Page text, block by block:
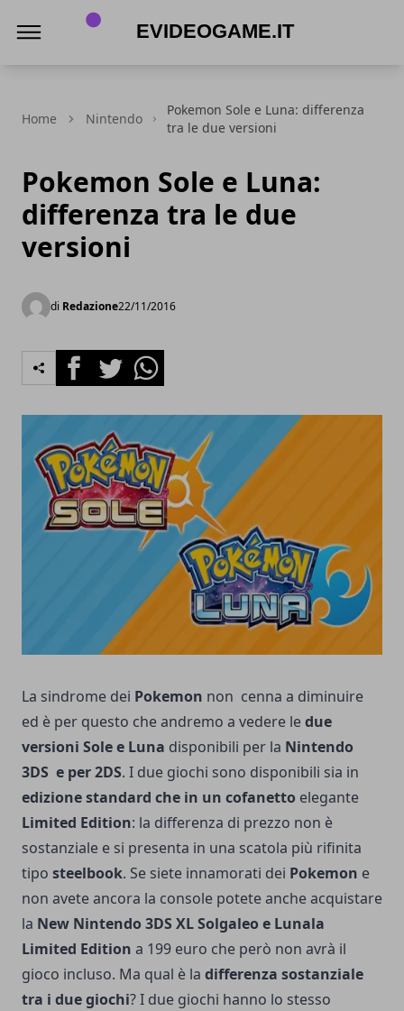
Home Nintendo
Pokemon Sole e Luna: differenza
tra le due versioni
Pokemon Sole e Luna:
differenza tra le due
versioni
di Redazione22/11/2016
FacebookTwitterWhatsapp
La sindrome dei Pokemon non cenna a diminuire
ed è per questo che andremo a vedere ledue
versioni Sole e Luna disponibili per la Nintendo
3DS e per 2DS. I due giochi sono disponibili sia in
edizione standard che in un cofanetto elegante
Limited Edition: la differenza di prezzo non è
sostanziale e si presenta in una scatola più rifinita
tipo steelbook. Se siete innamorati dei Pokemon e
non avete ancora la console potete anche acquistare
la New Nintendo 3DS XL Solgaleo e Lunala
Limited Edition a 199 euro che però non avrà il
gioco incluso. Ma qual è la differenza sostanziale
tra i due giochi? I due giochi hanno lo stesso